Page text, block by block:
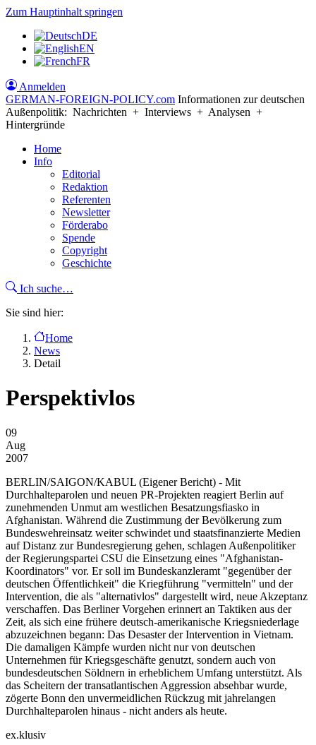
Zum Hauptinhalt springen
DE
EN
FR
Anmelden
GERMAN-FOREIGN-POLICY.com Informationen zur deutschen
Außenpolitik: Nachrichten + Interviews + Analysen +
Hintergründe
Home
Info
Editorial
Redaktion
Referenten
Newsletter
Förderabo
Spende
Copyright
Geschichte
Ich suche…
Sie sind hier:
Home
News
Detail
Perspektivlos
09
Aug
2007
BERLIN/SAIGON/KABUL (Eigener Bericht) - Mit
Durchhalteparolen und neuen PR-Projekten reagiert Berlin auf
zunehmenden Unmut am westlichen Besatzungsfiasko in
Afghanistan. Während die Zustimmung der Bevölkerung zum
Bundeswehreinsatz weiter schwindet und staatsfinanzierte Medien
auf Distanz zur Bundesregierung gehen, schlagen Außenpolitiker
der Regierungspartei CSU die Einsetzung eines "Afghanistan-
Koordinators" vor. Er soll im Bundeskanzleramt "gegenüber der
deutschen Öffentlichkeit" die Kriegführung "vermitteln" und der
Intervention, die als "alternativlos" dargestellt wird, neue Akzeptanz
verschaffen. Das Berliner Vorgehen erinnert an Taktiken aus der
Zeit, als sich eine frühere deutsch-amerikanische Kriegsniederlage
abzuzeichnen begann: Das Desaster der Intervention in Vietnam.
Die damaligen Kämpfe wurden nicht nur von deutschen
Unternehmen für Kriegsgeschäfte genutzt, sondern auch von
bundesdeutschen Söldnern in erheblichem Umfang unterstützt. Als
das Scheitern der transatlantischen Aggression absehbar wurde,
zögerte Bonn den unvermeidlichen Rückzug mit jahrelangen
Durchhalteparolen hinaus - nicht anders als heute.
ex.klusiv